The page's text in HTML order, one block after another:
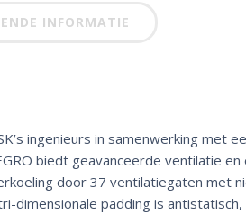
INFORMATIE
ingenieurs in samenwerking met
biedt geavanceerde ventilatie en
door 37 ventilatiegaten met
dimensionale padding is